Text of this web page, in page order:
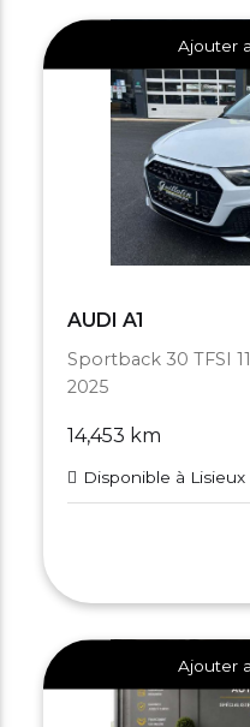
Ajouter
AUDI A1
Sportback 30 TFSI
2025
14,453 km
Disponible à Lisieux
Ajouter